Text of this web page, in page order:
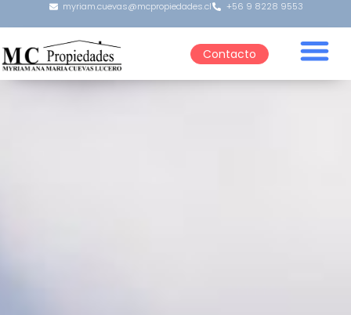
myriam.cuevas@mcpropiedades.cl +56 9 8228 9553
Contacto